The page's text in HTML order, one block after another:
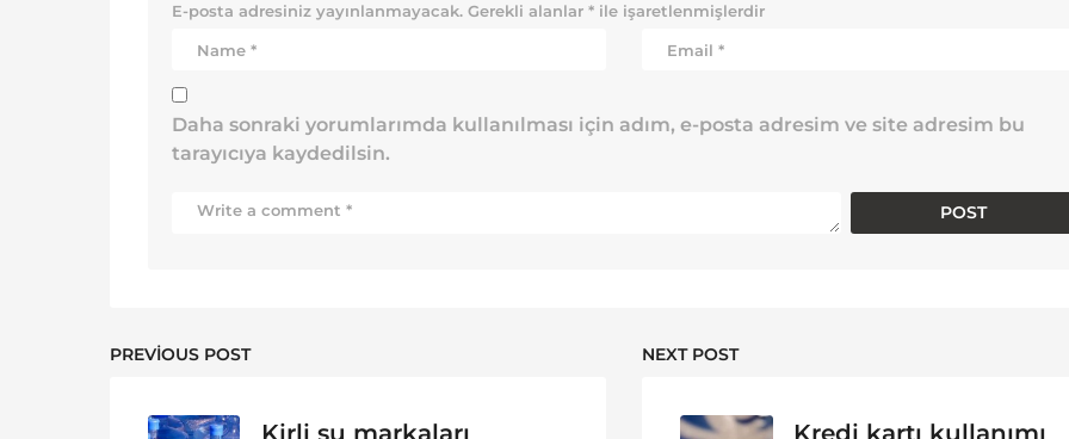
E-posta adresiniz yayınlanmayacak. Gerekli alanlar * ile işaretlenmişlerdir
Daha sonraki yorumlarımda kullanılması için adım, e-posta adresim ve site adresim bu
tarayıcıya kaydedilsin.
PREVIOUS POST
Kirli su markaları
NEXT POST
Kredi kartı kullanımı